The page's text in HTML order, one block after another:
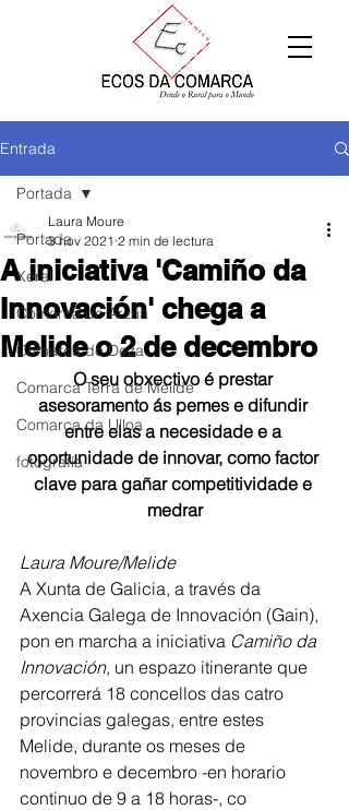
Entrada
Portada
Xeral
Comarca de Arzúa
Comarca de Deza
Comarca Terra de Melide
Comarca da Ulloa
fotografía
Portada
A iniciativa 'Camiño da
Innovación' chega a
Melide o 2 de decembro
Laura Moure
3 nov 2021 2 min de lectura
O seu obxectivo é prestar
asesoramento ás pemes e difundir
entre elas a necesidade e a
oportunidade de innovar, como factor
clave para gañar competitividade e
medrar
Laura Moure/Melide
A Xunta de Galicia, a través da
Axencia Galega de Innovación (Gain),
pon en marcha a iniciativa Camiño da
Innovación, un espazo itinerante que
percorrerá 18 concellos das catro
provincias galegas, entre estes
Melide, durante os meses de
novembro e decembro -en horario
continuo de 9 a 18 horas-, co